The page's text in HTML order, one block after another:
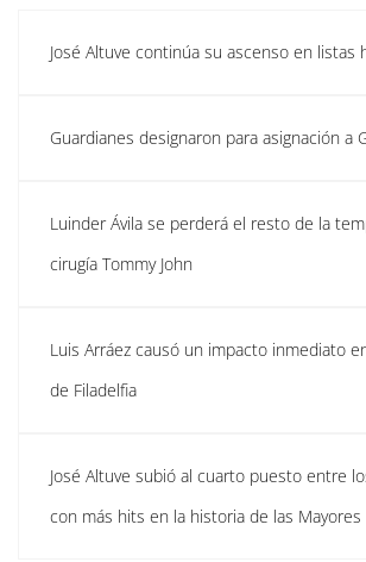
José Altuve continúa su ascenso en listas
Guardianes designaron para asignación a
Luinder Ávila se perderá el resto de la
cirugía Tommy John
Luis Arráez causó un impacto inmediato
de Filadelfia
José Altuve subió al cuarto puesto entre
con más hits en la historia de las Mayores